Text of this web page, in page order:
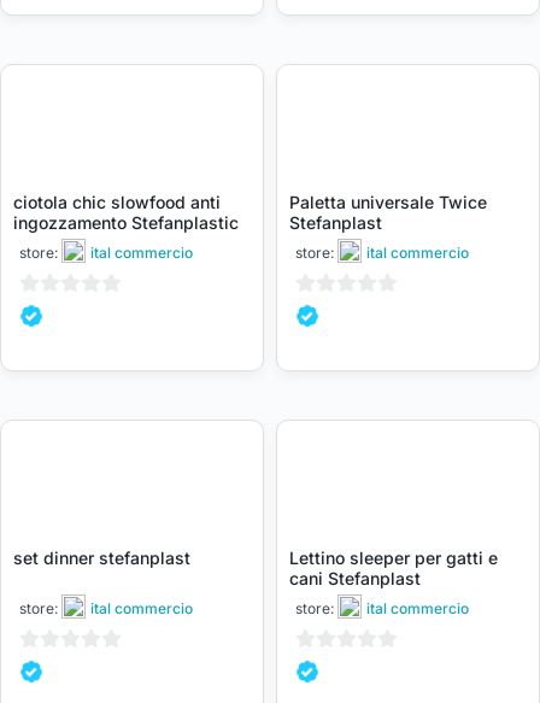
5
5
ciotola chic slowfood anti
ingozzamento Stefanplastic
store: ital commercio
0
5
Paletta universale Twice
Stefanplast
store: ital commercio
0
5
set dinner stefanplast
store: ital commercio
0
Lettino sleeper per gatti e
cani Stefanplast
store: ital commercio
0